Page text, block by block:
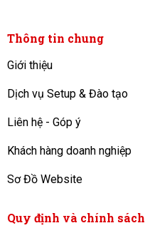
Thông tin chung
Giới thiệu
Dịch vụ Setup & Đào tạo
Liên hệ - Góp ý
Khách hàng doanh nghiệp
Sơ Đồ Website
Quy định và chính sách